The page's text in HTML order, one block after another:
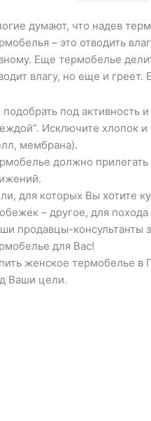
думают, что надев
– это отводить
Еще термобелье
влагу, но еще и греет.
подобрать под активность
Исключите хлопок
мембрана).
должно прилегать
для которых Вы хотите
– другое, для
продавцы-консультанты
для Вас!
женское термобелье в
Ваши цели.